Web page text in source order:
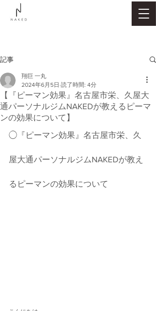
記事
【『ピーマン効果』名古屋市栄、久屋大
通パーソナルジムNAKEDが教えるピーマ
ンの効果について】
翔巨 一丸
2024年6月5日 読了時間: 4分
◯『ピーマン効果』名古屋市栄、久
屋大通パーソナルジムNAKEDが教え
るピーマンの効果について